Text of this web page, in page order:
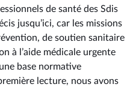
de santé des Sdis
jusqu’ici, car les missions
de soutien sanitaire
à l’aide médicale urgente
base normative
lecture, nous avons